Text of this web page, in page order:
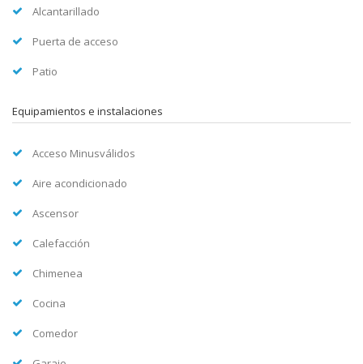
Alcantarillado
Puerta de acceso
Patio
Equipamientos e instalaciones
Acceso Minusválidos
Aire acondicionado
Ascensor
Calefacción
Chimenea
Cocina
Comedor